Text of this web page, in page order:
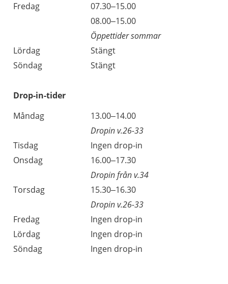
Fredag
07.30–15.00
08.00–15.00
Öppettider sommar
Lördag
Stängt
Söndag
Stängt
Drop-in-tider
Måndag
13.00–14.00
Dropin v.26-33
Tisdag
Ingen drop-in
Onsdag
16.00–17.30
Dropin från v.34
Torsdag
15.30–16.30
Dropin v.26-33
Fredag
Ingen drop-in
Lördag
Ingen drop-in
Söndag
Ingen drop-in